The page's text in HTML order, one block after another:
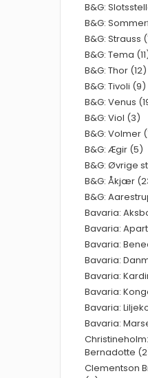
B&G:
B&G:
B&G: Strauss
B&G: Tema
B&G: Thor (12)
B&G: Tivoli (9)
B&G: Venus
B&G: Viol (3)
B&G: Volmer
B&G: Ægir (5)
B&G: Øvrige
B&G: Åkjær
B&G:
Bavaria:
Bavaria:
Bavaria:
Bavaria:
Bavaria:
Bavaria:
Bavaria:
Bavaria:
Bernadotte
Clementson